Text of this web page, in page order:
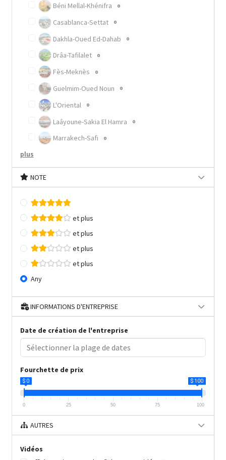
Béni Mellal-Khénifra 0
Casablanca-Settat 0
Dakhla-Oued Ed-Dahab 0
Drâa-Tafilalet 0
Fès-Meknès 0
Guelmim-Oued Noun 0
L'Oriental 0
Laâyoune-Sakia El Hamra 0
Marrakech-Safi 0
plus
NOTE
et plus
et plus
et plus
et plus
Any
INFORMATIONS D'ENTREPRISE
Date de création de l'entreprise
Fourchette de prix
$ 0 $ 100
0 25 50 75 100
AUTRES
Vidéos